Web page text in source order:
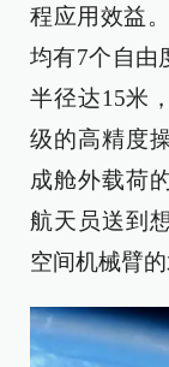
程应用效益
均有7个自由
半径达15米
级的高精度
成舱外载荷
航天员送到
空间机械臂